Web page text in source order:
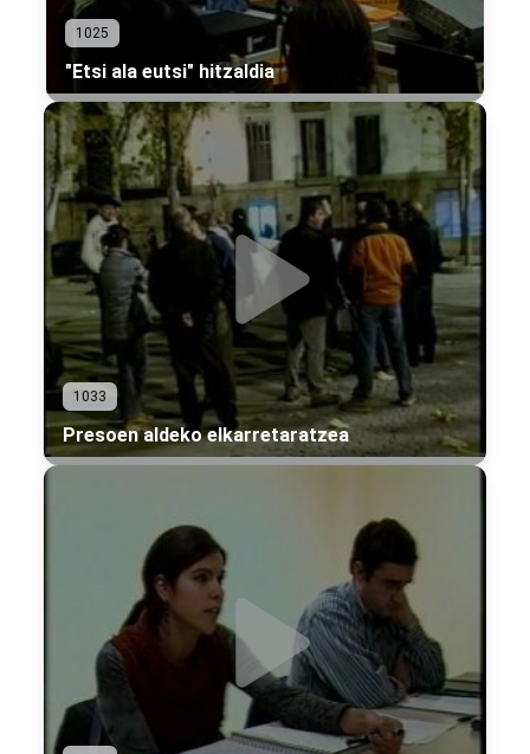
1025
"Etsi ala eutsi" hitzaldia
1033
Presoen aldeko elkarretaratzea